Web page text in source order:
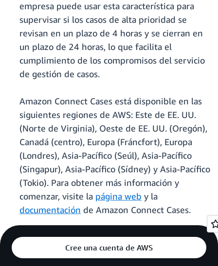
empresa puede usar esta característica para
supervisar si los casos de alta prioridad se
revisan en un plazo de 4 horas y se cierran en
un plazo de 24 horas, lo que facilita el
cumplimiento de los compromisos del servicio
de gestión de casos.
Amazon Connect Cases está disponible en las
siguientes regiones de AWS: Este de EE. UU.
(Norte de Virginia), Oeste de EE. UU. (Oregón),
Canadá (centro), Europa (Fráncfort), Europa
(Londres), Asia-Pacífico (Seúl), Asia-Pacífico
(Singapur), Asia-Pacífico (Sídney) y Asia-Pacífico
(Tokio). Para obtener más información y
comenzar, visite la página web y la
documentación de Amazon Connect Cases.
Cree una cuenta de AWS